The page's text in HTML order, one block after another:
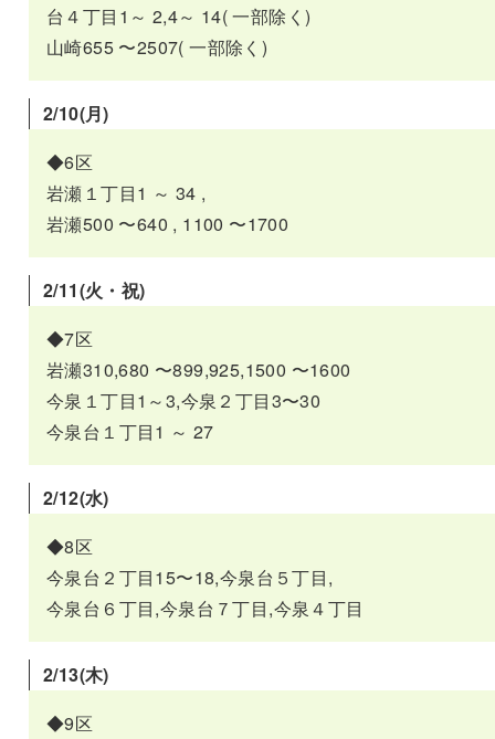
台４丁目1～ 2,4～ 14( 一部除く)
山崎655 〜2507( 一部除く)
2/10(月)
◆6区
岩瀬１丁目1 ～ 34 ,
岩瀬500 〜640 , 1100 〜1700
2/11(火・祝)
◆7区
岩瀬310,680 〜899,925,1500 〜1600
今泉１丁目1～3,今泉２丁目3〜30
今泉台１丁目1 ～ 27
2/12(水)
◆8区
今泉台２丁目15〜18,今泉台５丁目,
今泉台６丁目,今泉台７丁目,今泉４丁目
2/13(木)
◆9区